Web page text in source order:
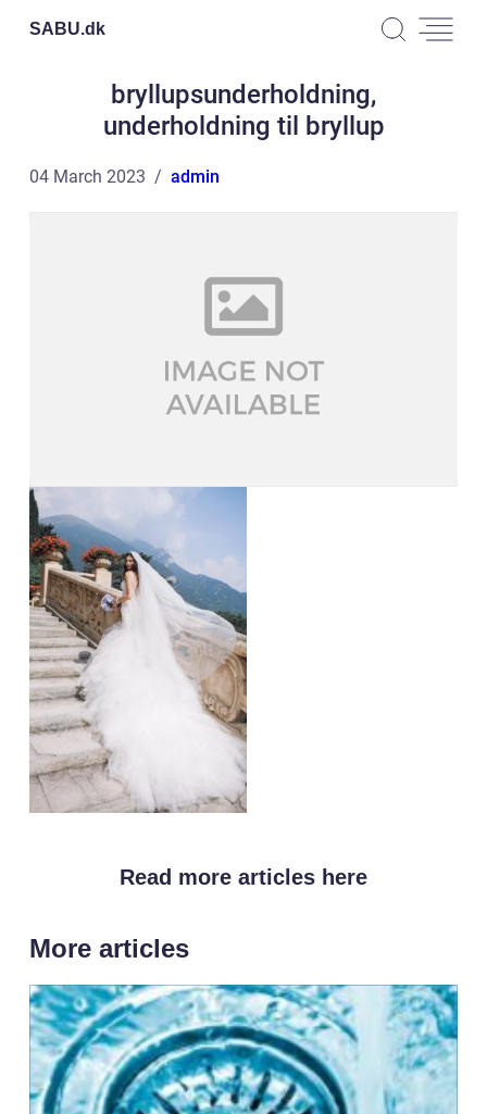
SABU.dk
bryllupsunderholdning,
underholdning til bryllup
04 March 2023 admin
Read more articles here
More articles